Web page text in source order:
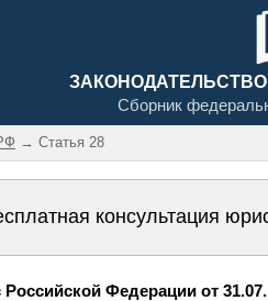
Сборник
→ Статья 28
консультация
Федерации от